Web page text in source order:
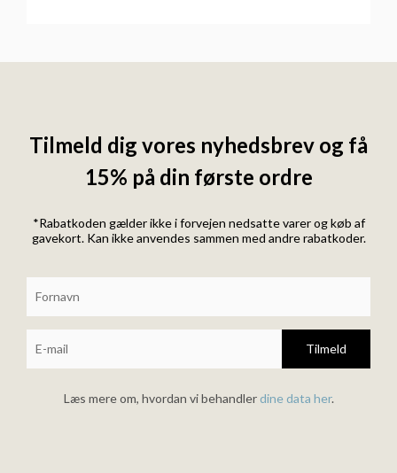
Tilmeld dig vores nyhedsbrev og få
15% på din første ordre
*Rabatkoden gælder ikke i forvejen nedsatte varer og køb af
gavekort. Kan ikke anvendes sammen med andre rabatkoder.
Tilmeld
Læs mere om, hvordan vi behandlerdine data her.